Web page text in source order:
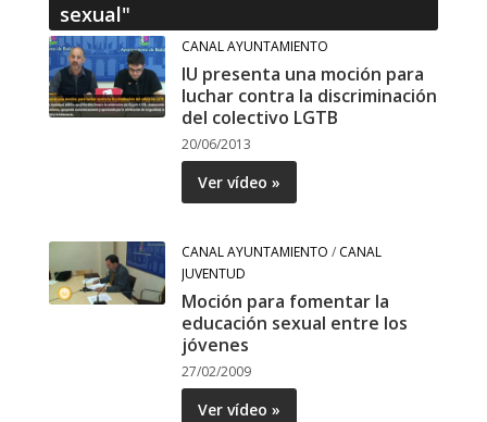
sexual"
CANAL AYUNTAMIENTO
IU presenta una moción para
luchar contra la discriminación
del colectivo LGTB
20/06/2013
Ver vídeo »
CANAL AYUNTAMIENTO / CANAL
JUVENTUD
Moción para fomentar la
educación sexual entre los
jóvenes
27/02/2009
Ver vídeo »